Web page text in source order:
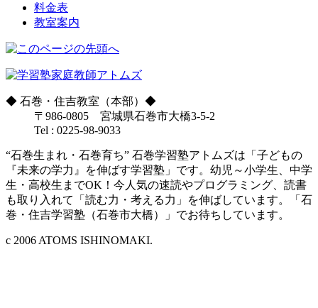
料金表
教室案内
◆ 石巻・住吉教室（本部） ◆
〒986-0805 宮城県石巻市大橋3-5-2
Tel : 0225-98-9033
“石巻生まれ・石巻育ち” 石巻学習塾アトムズは「子どもの
『未来の学力』を伸ばす学習塾」です。幼児～小学生、中学
生・高校生までOK！今人気の速読やプログラミング、読書
も取り入れて「読む力・考える力」を伸ばしています。「石
巻・住吉学習塾（石巻市大橋）」でお待ちしています。
c 2006 ATOMS ISHINOMAKI.